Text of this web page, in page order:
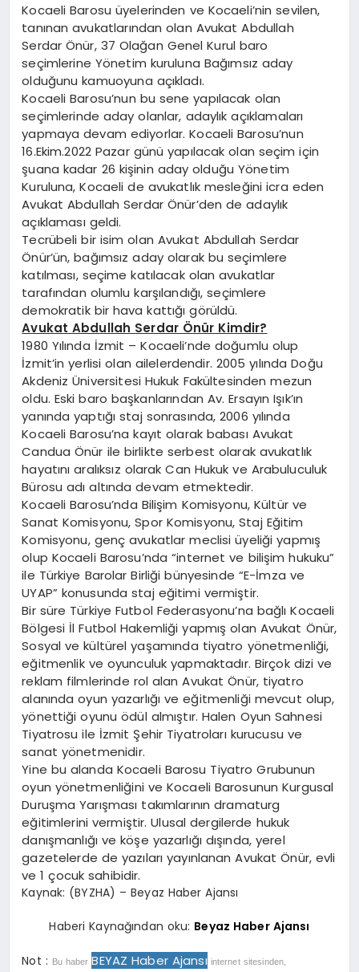
Kocaeli Barosu üyelerinden ve Kocaeli’nin sevilen,
tanınan avukatlarından olan Avukat Abdullah
Serdar Önür, 37 Olağan Genel Kurul baro
seçimlerine Yönetim kuruluna Bağımsız aday
olduğunu kamuoyuna açıkladı.
Kocaeli Barosu’nun bu sene yapılacak olan
seçimlerinde aday olanlar, adaylık açıklamaları
yapmaya devam ediyorlar. Kocaeli Barosu’nun
16.Ekim.2022 Pazar günü yapılacak olan seçim için
şuana kadar 26 kişinin aday olduğu Yönetim
Kuruluna, Kocaeli de avukatlık mesleğini icra eden
Avukat Abdullah Serdar Önür’den de adaylık
açıklaması geldi.
Tecrübeli bir isim olan Avukat Abdullah Serdar
Önür’ün, bağımsız aday olarak bu seçimlere
katılması, seçime katılacak olan avukatlar
tarafından olumlu karşılandığı, seçimlere
demokratik bir hava kattığı görüldü.
Avukat Abdullah Serdar Önür Kimdir?
1980 Yılında İzmit – Kocaeli’nde doğumlu olup
İzmit’in yerlisi olan ailelerdendir. 2005 yılında Doğu
Akdeniz Üniversitesi Hukuk Fakültesinden mezun
oldu. Eski baro başkanlarından Av. Ersayın Işık’ın
yanında yaptığı staj sonrasında, 2006 yılında
Kocaeli Barosu’na kayıt olarak babası Avukat
Candua Önür ile birlikte serbest olarak avukatlık
hayatını aralıksız olarak Can Hukuk ve Arabuluculuk
Bürosu adı altında devam etmektedir.
Kocaeli Barosu’nda Bilişim Komisyonu, Kültür ve
Sanat Komisyonu, Spor Komisyonu, Staj Eğitim
Komisyonu, genç avukatlar meclisi üyeliği yapmış
olup Kocaeli Barosu’nda “internet ve bilişim hukuku”
ile Türkiye Barolar Birliği bünyesinde “E-İmza ve
UYAP” konusunda staj eğitimi vermiştir.
Bir süre Türkiye Futbol Federasyonu’na bağlı Kocaeli
Bölgesi İl Futbol Hakemliği yapmış olan Avukat Önür,
Sosyal ve kültürel yaşamında tiyatro yönetmenliği,
eğitmenlik ve oyunculuk yapmaktadır. Birçok dizi ve
reklam filmlerinde rol alan Avukat Önür, tiyatro
alanında oyun yazarlığı ve eğitmenliği mevcut olup,
yönettiği oyunu ödül almıştır. Halen Oyun Sahnesi
Tiyatrosu ile İzmit Şehir Tiyatroları kurucusu ve
sanat yönetmenidir.
Yine bu alanda Kocaeli Barosu Tiyatro Grubunun
oyun yönetmenliğini ve Kocaeli Barosunun Kurgusal
Duruşma Yarışması takımlarının dramaturg
eğitimlerini vermiştir. Ulusal dergilerde hukuk
danışmanlığı ve köşe yazarlığı dışında, yerel
gazetelerde de yazıları yayınlanan Avukat Önür, evli
ve 1 çocuk sahibidir.
Kaynak: (BYZHA) – Beyaz Haber Ajansı
Haberi Kaynağından oku: Beyaz Haber Ajansı
Not : Bu haber BEYAZ Haber Ajansı internet sitesinden,